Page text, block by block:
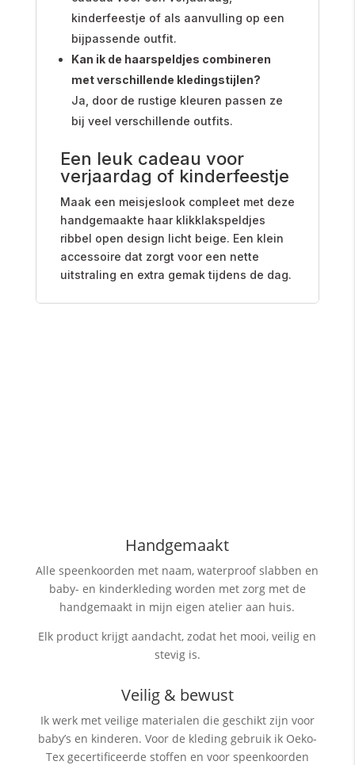
kinderfeestje of als aanvulling op een
bijpassende outfit.
Kan ik de haarspeldjes combineren
met verschillende kledingstijlen?
Ja, door de rustige kleuren passen ze
bij veel verschillende outfits.
Een leuk cadeau voor
verjaardag of kinderfeestje
Maak een meisjeslook compleet met deze
handgemaakte haar klikklakspeldjes
ribbel open design licht beige. Een klein
accessoire dat zorgt voor een nette
uitstraling en extra gemak tijdens de dag.
Handgemaakt
Alle speenkoorden met naam, waterproof slabbenen
baby- en kinderkleding worden met zorg met de
handgemaakt in mijn eigen atelier aan huis.
Elk product krijgt aandacht, zodat het mooi, veilig en
stevig is.
Veilig & bewust
Ik werk met veilige materialen die geschikt zijn voor
baby’s en kinderen. Voor de kleding gebruik ik Oeko-
Tex gecertificeerde stoffen en voor speenkoorden